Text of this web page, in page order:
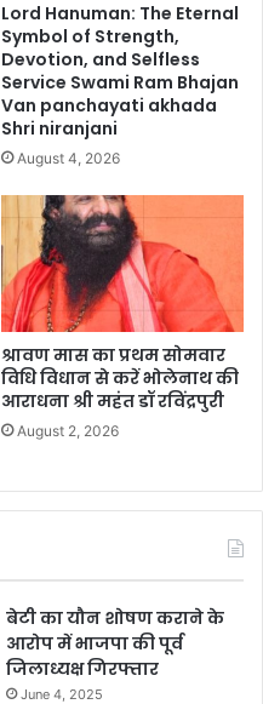
Lord Hanuman: The Eternal
Symbol of Strength,
Devotion, and Selfless
Service Swami Ram Bhajan
Van panchayati akhada
Shri niranjani
August 4, 2026
श्रावण मास का प्रथम सोमवार
विधि विधान से करें भोलेनाथ की
आराधना श्री महंत डॉ रविंद्रपुरी
August 2, 2026
बेटी का यौन शोषण कराने के
आरोप में भाजपा की पूर्व
जिलाध्यक्ष गिरफ्तार
June 4, 2025